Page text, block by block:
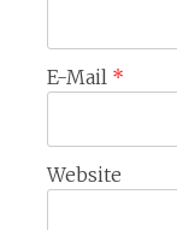
E-Mail *
Website